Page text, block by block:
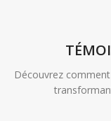
Découvrez